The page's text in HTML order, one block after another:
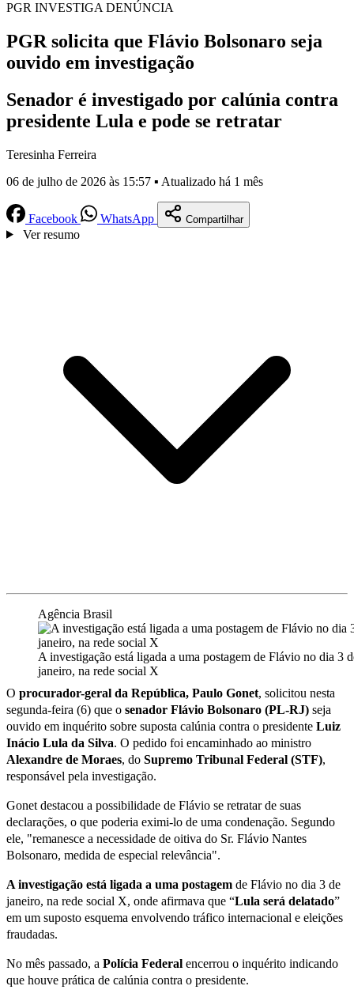
PGR INVESTIGA DENÚNCIA
PGR solicita que Flávio Bolsonaro seja
ouvido em investigação
Senador é investigado por calúnia contra
presidente Lula e pode se retratar
Teresinha Ferreira
06 de julho de 2026 às 15:57 ▪ Atualizado há 1 mês
Facebook WhatsApp Compartilhar
Ver resumo
Agência Brasil
A investigação está ligada a uma postagem de Flávio no dia 3
janeiro, na rede social X
O procurador-geral da República, Paulo Gonet, solicitou nesta
segunda-feira (6) que o senador Flávio Bolsonaro (PL-RJ) seja
ouvido em inquérito sobre suposta calúnia contra o presidente Luiz
Inácio Lula da Silva. O pedido foi encaminhado ao ministro
Alexandre de Moraes, do Supremo Tribunal Federal (STF),
responsável pela investigação.
Gonet destacou a possibilidade de Flávio se retratar de suas
declarações, o que poderia eximi-lo de uma condenação. Segundo
ele, "remanesce a necessidade de oitiva do Sr. Flávio Nantes
Bolsonaro, medida de especial relevância".
A investigação está ligada a uma postagem de Flávio no dia 3 de
janeiro, na rede social X, onde afirmava que “Lula será delatado”
em um suposto esquema envolvendo tráfico internacional e eleições
fraudadas.
No mês passado, a Polícia Federal encerrou o inquérito indicando
que houve prática de calúnia contra o presidente.